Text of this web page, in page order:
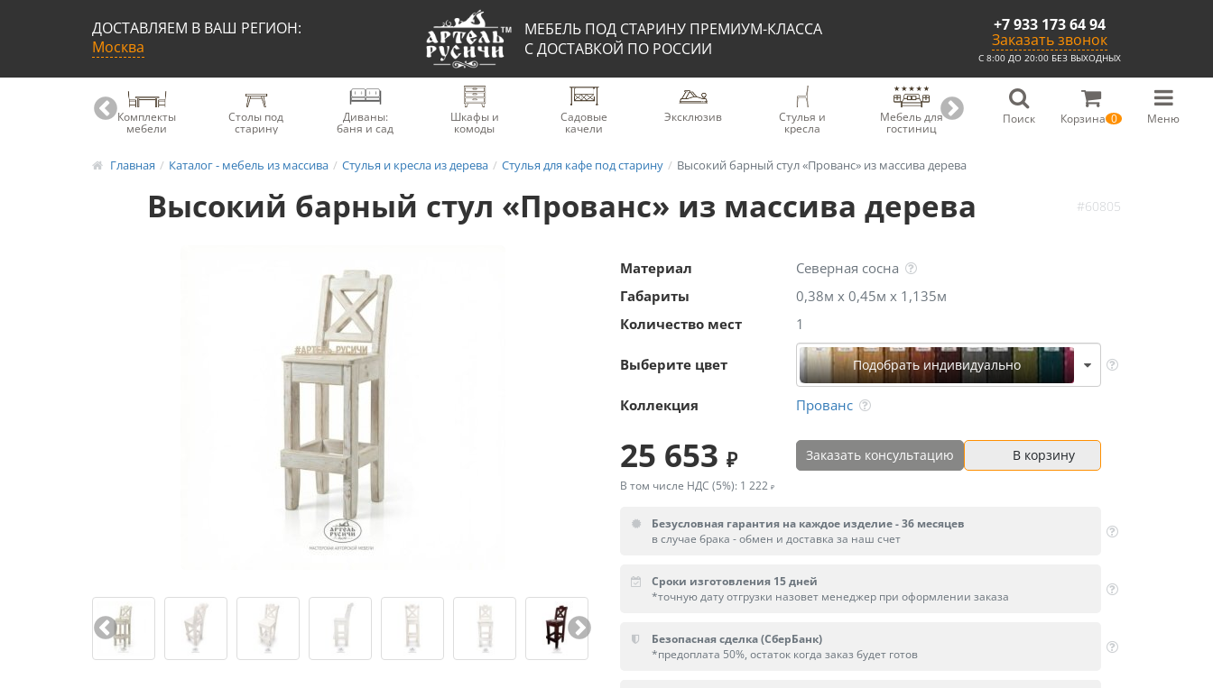
ДОСТАВЛЯЕМ В ВАШ РЕГИОН:
Москва
МЕБЕЛЬ ПОД СТАРИНУ ПРЕМИУМ-КЛАССА
С ДОСТАВКОЙ ПО РОССИИ
+7 933 173 64 94
Заказать звонок
С 8:00 ДО 20:00 БЕЗ ВЫХОДНЫХ
Комплекты
мебели
Столы под
старину
Диваны:
баня и сад
Шкафы и
комоды
Садовые
качели
Эксклюзив Стулья и
кресла
Мебель для
гостиниц
Мебель для Скамьи из
массива
Поиск Корзина 0 Меню
Главная Каталог - мебель из массива Стулья и кресла из дерева Стулья для кафе под старину Высокий барный стул «Прованс» из массива дерева
Высокий барный стул «Прованс» из массива дерева #60805
Материал
Северная сосна
Габариты
0,38м х 0,45м х 1,135м
Количество мест
1
Выберите цвет Подобрать индивидуально
Коллекция Прованс
25 653 Заказать консультацию В корзину
В том числе НДС (5%): 1 222
Безусловная гарантия на каждое изделие - 36 месяцев
в случае брака - обмен и доставка за наш счет
Сроки изготовления 15 дней
*точную дату отгрузки назовет менеджер при оформлении заказа
Безопасная сделка (СберБанк)
*предоплата 50%, остаток когда заказ будет готов